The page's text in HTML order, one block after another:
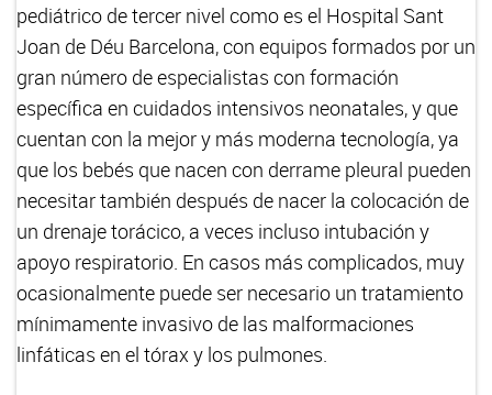
pediátrico de tercer nivel como es el Hospital Sant
Joan de Déu Barcelona, con equipos formados por un
gran número de especialistas con formación
específica en cuidados intensivos neonatales, y que
cuentan con la mejor y más moderna tecnología, ya
que los bebés que nacen con derrame pleural pueden
necesitar también después de nacer la colocación de
un drenaje torácico, a veces incluso intubación y
apoyo respiratorio. En casos más complicados, muy
ocasionalmente puede ser necesario un tratamiento
mínimamente invasivo de las malformaciones
linfáticas en el tórax y los pulmones.